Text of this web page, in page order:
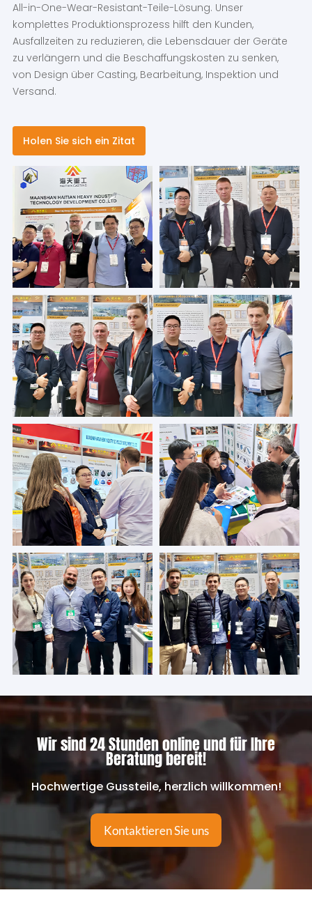
All-in-One-Wear-Resistant-Teile-Lösung. Unser
komplettes Produktionsprozess hilft den Kunden,
Ausfallzeiten zu reduzieren, die Lebensdauer der Geräte
zu verlängern und die Beschaffungskosten zu senken,
von Design über Casting, Bearbeitung, Inspektion und
Versand.
Holen Sie sich ein Zitat
Wir sind 24 Stunden online und für Ihre
Beratung bereit!
Hochwertige Gussteile, herzlich willkommen!
Kontaktieren Sie uns